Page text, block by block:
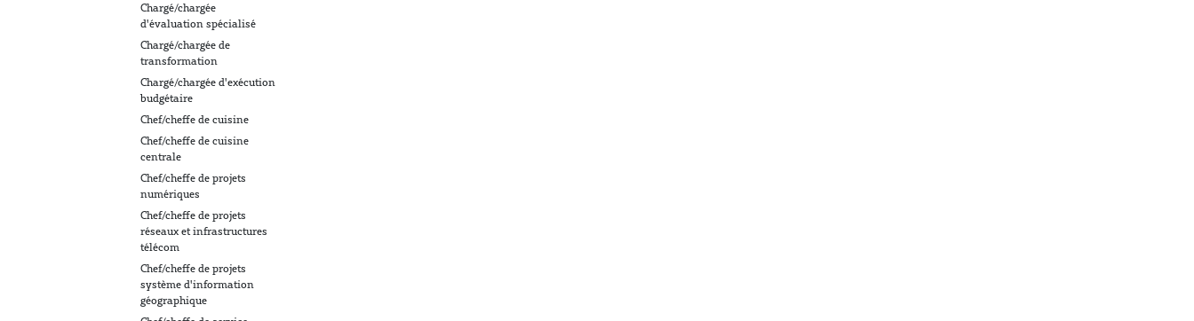
Chargé/chargée
d'évaluation spécialisé
Chargé/chargée de
transformation
Chargé/chargée d'exécution
budgétaire
Chef/cheffe de cuisine
Chef/cheffe de cuisine
centrale
Chef/cheffe de projets
numériques
Chef/cheffe de projets
réseaux et infrastructures
télécom
Chef/cheffe de projets
système d'information
géographique